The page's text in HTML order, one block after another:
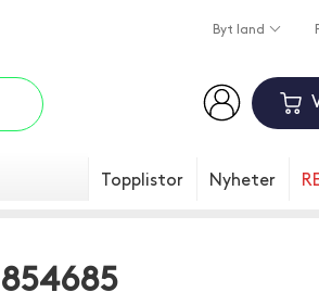
Byt land
Topplistor Nyheter